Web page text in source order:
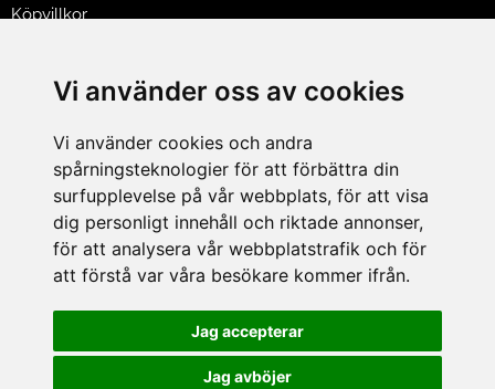
Vi använder oss av cookies
Vi använder cookies och andra
spårningsteknologier för att förbättra din
surfupplevelse på vår webbplats, för att visa
dig personligt innehåll och riktade annonser,
för att analysera vår webbplatstrafik och för
att förstå var våra besökare kommer ifrån.
Jag accepterar
Jag avböjer
Köpvillkor
Jobba på Hasselgrens
LEVERANS
BETALNINGSSÄTT
I butiken i Lund kan du betala med Visa, Mastercard, Lund
City presentkort och kontanter.